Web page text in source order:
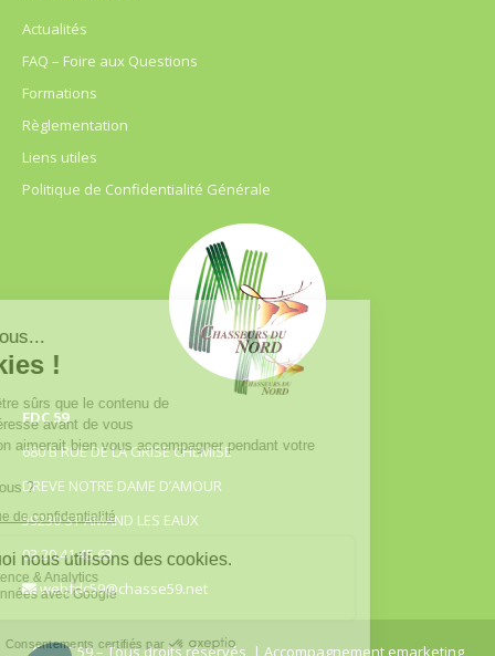
Actualités
FAQ – Foire aux Questions
Formations
Règlementation
Liens utiles
Politique de Confidentialité Générale
FDC 59
680 B RUE DE LA GRISE CHEMISE
DREVE NOTRE DAME D’AMOUR
59230 ST AMAND LES EAUX
03.20.41.45.63
webfdc59@chasse59.net
© FDC 59 – Tous droits réservés | Accompagnement emarketing